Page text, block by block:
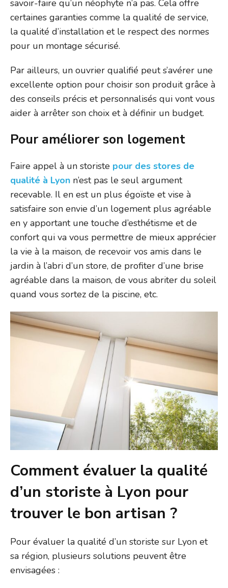
savoir-faire qu’un néophyte n’a pas. Cela offre
certaines garanties comme la qualité de service,
la qualité d’installation et le respect des normes
pour un montage sécurisé.
Par ailleurs, un ouvrier qualifié peut s’avérer une
excellente option pour choisir son produit grâce à
des conseils précis et personnalisés qui vont vous
aider à arrêter son choix et à définir un budget.
Pour améliorer son logement
Faire appel à un storiste pour des stores de
qualité à Lyon n’est pas le seul argument
recevable. Il en est un plus égoïste et vise à
satisfaire son envie d’un logement plus agréable
en y apportant une touche d’esthétisme et de
confort qui va vous permettre de mieux apprécier
la vie à la maison, de recevoir vos amis dans le
jardin à l’abri d’un store, de profiter d’une brise
agréable dans la maison, de vous abriter du soleil
quand vous sortez de la piscine, etc.
Comment évaluer la qualité
d’un storiste à Lyon pour
trouver le bon artisan ?
Pour évaluer la qualité d’un storiste sur Lyon et
sa région, plusieurs solutions peuvent être
envisagées :